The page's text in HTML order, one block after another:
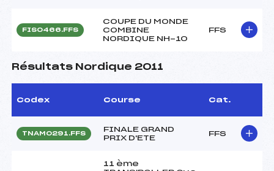
FIS0466.FFS
COUPE DU MONDE
COMBINE
NORDIQUE NH-10
FFS
Résultats Nordique 2011
Codex Course Cat.
TNAM0291.FFS
FINALE GRAND
PRIX D'ETE
FFS
11 ème